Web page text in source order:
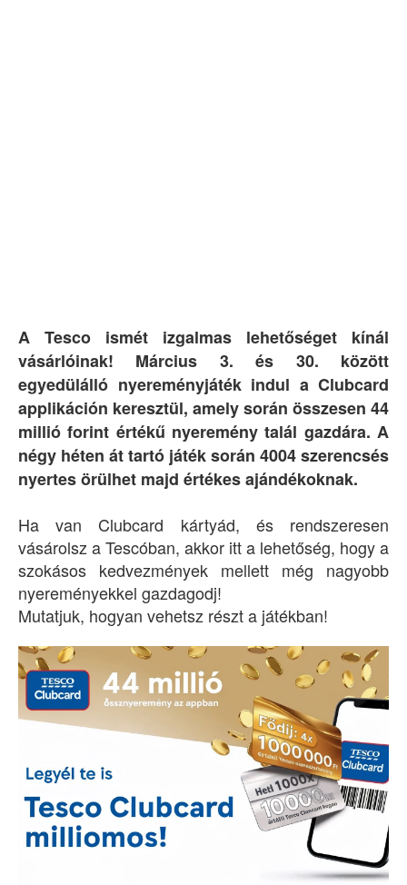
A Tesco ismét izgalmas lehetőséget kínál
vásárlóinak! Március 3. és 30. között
egyedülálló nyereményjáték indul a Clubcard
applikáción keresztül, amely során összesen 44
millió forint értékű nyeremény talál gazdára. A
négy héten át tartó játék során 4004 szerencsés
nyertes örülhet majd értékes ajándékoknak.
Ha van Clubcard kártyád, és rendszeresen
vásárolsz a Tescóban, akkor itt a lehetőség, hogy a
szokásos kedvezmények mellett még nagyobb
nyereményekkel gazdagodj!
Mutatjuk, hogyan vehetsz részt a játékban!